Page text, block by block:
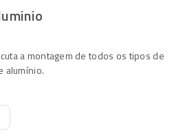
a montagem de todos os tipos de
alumínio.